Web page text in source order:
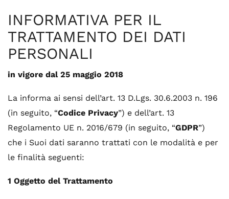
INFORMATIVA PER IL
TRATTAMENTO DEI DATI
PERSONALI
in vigore dal 25 maggio 2018
La informa ai sensi dell’art. 13 D.Lgs. 30.6.2003 n. 196
(in seguito, “Codice Privacy”) e dell’art. 13
Regolamento UE n. 2016/679 (in seguito, “GDPR”)
che i Suoi dati saranno trattati con le modalità e per
le finalità seguenti:
1 Oggetto del Trattamento